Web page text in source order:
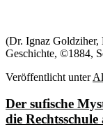
(Dr. Ignaz Goldziher,
Geschichte, ©1884,
Veröffentlicht unter
Der sufische
die